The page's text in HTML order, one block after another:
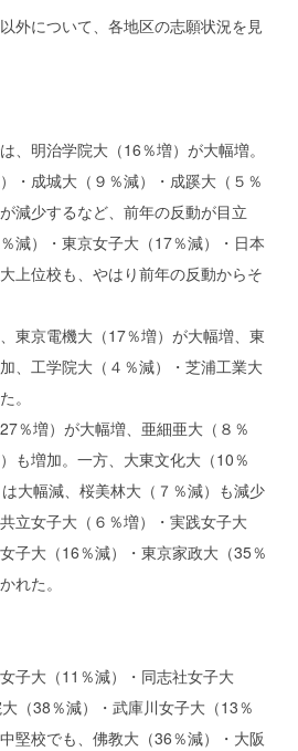
外について、各地区の志願状況を見
、明治学院大（16％増）が大幅増。
・成城大（９％減）・成蹊大（５％
減少するなど、前年の反動が目立
減）・東京女子大（17％減）・日本
上位校も、やはり前年の反動からそ
東京電機大（17％増）が大幅増、東
、工学院大（４％減）・芝浦工業大
。
％増）が大幅増、亜細亜大（８％
も増加。一方、大東文化大（10％
大幅減、桜美林大（７％減）も減少
立女子大（６％増）・実践女子大
子大（16％減）・東京家政大（35％
れた。
子大（11％減）・同志社女子大
（38％減）・武庫川女子大（13％
堅校でも、佛教大（36％減）・大阪